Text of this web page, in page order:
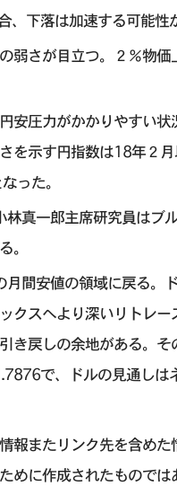
下落は加速する可能性
弱さが目立つ。２％物
安圧力がかかりやすい
を示す円指数は18年２
った。
林真一郎主席研究員はブ
。
間安値の領域に戻る。
クスへより深いリトレ
戻しの余地がある。そ
で、ドルの見通しは
報またリンク先を含めた
めに作成されたもので